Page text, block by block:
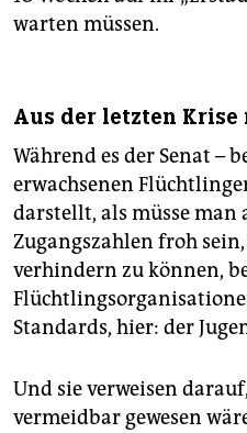
warten müssen.
Aus der letzten
Während es der Senat –
erwachsenen
darstellt, als müsse man
Zugangszahlen froh
verhindern zu können,
Standards, hier: der
Und sie verweisen
vermeidbar gewesen